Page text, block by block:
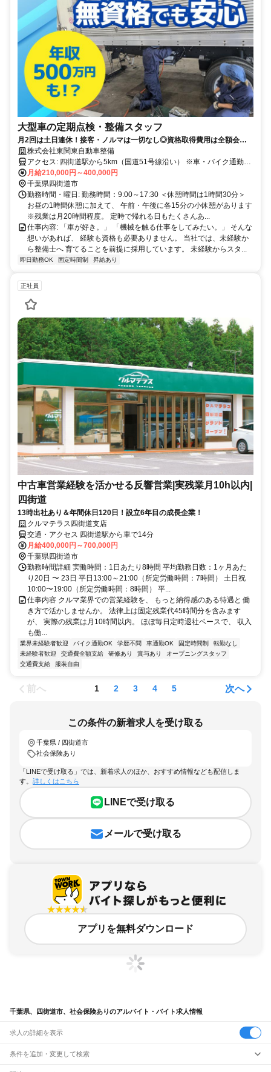
大型車の定期点検・整備スタッフ
月2回は土日連休！接客・ノルマは一切なし◎資格取得費用は全額会社
負担◎ゼロから"手に職"をつけられる環境です！
株式会社東関東自動車整備
アクセス: 四街道駅から5km（国道51号線沿い） ※車・バイク通勤
OK！ ※駐車場完備 車の運転が好きで、毎日1時間以上かけて 車通勤
するスタッフもいますよ！
月給210,000円～400,000円
千葉県四街道市
勤務時間・曜日: 勤務時間：9:00～17:30 ＜休憩時間は1時間30分＞
お昼の1時間休憩に加えて、 午前・午後に各15分の小休憩があります
※残業は月20時間程度。 定時で帰れる日もたくさんあ...
仕事内容: 「車が好き。」 「機械を触る仕事をしてみたい。」 そんな
想いがあれば、 経験も資格も必要ありません。 当社では、未経験か
ら整備士へ 育てることを前提に採用しています。 未経験からスタ...
即日勤務OK 固定時間制 昇給あり
正社員
中古車営業経験を活かせる反響営業|実残業月10h以内|
四街道
13時出社あり＆年間休日120日！設立6年目の成長企業！
クルマテラス四街道支店
交通・アクセス 四街道駅から車で14分
月給400,000円～700,000円
千葉県四街道市
勤務時間詳細 実働時間：1日あたり8時間 平均勤務日数：1ヶ月あた
り20日 〜 23日 平日13:00～21:00（所定労働時間：7時間） 土日祝
10:00〜19:00（所定労働時間：8時間） 平...
仕事内容 クルマ業界での営業経験を、 もっと納得感のある待遇と 働
き方で活かしませんか。 法律上は固定残業代45時間分を含みます
が、 実際の残業は月10時間以内。 ほぼ毎日定時退社ベースで、 収入
も働...
業界未経験者歓迎 バイク通勤OK 学歴不問 車通勤OK 固定時間制
転勤なし
未経験者歓迎
交通費全額支給 研修あり 賞与あり
オープニングスタッフ
交通費支給
服装自由
前へ 1 2 3 4 5 次へ
この条件の新着求人を受け取る
千葉県 / 四街道市
社会保険あり
「LINEで受け取る」では、新着求人のほか、おすすめ情報なども配信しま
す。 詳しくはこちら
LINEで受け取る
メールで受け取る
アプリを無料ダウンロード
千葉県、四街道市、社会保険ありのアルバイト・バイト求人情報
求人の詳細を表示
条件を追加・変更して検索